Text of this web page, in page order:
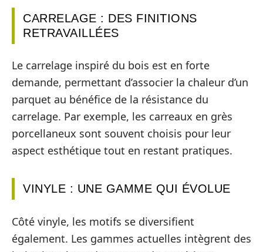
CARRELAGE : DES FINITIONS
RETRAVAILLÉES
Le carrelage inspiré du bois est en forte
demande, permettant d’associer la chaleur d’un
parquet au bénéfice de la résistance du
carrelage. Par exemple, les carreaux en grès
porcellaneux sont souvent choisis pour leur
aspect esthétique tout en restant pratiques.
VINYLE : UNE GAMME QUI ÉVOLUE
Côté vinyle, les motifs se diversifient
également. Les gammes actuelles intègrent des